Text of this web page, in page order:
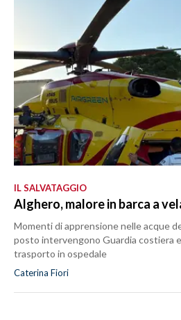
IL SALVATAGGIO
Alghero, malore in barca a
Momenti di apprensione nelle acque
posto intervengono Guardia costiera
trasporto in ospedale
Caterina Fiori